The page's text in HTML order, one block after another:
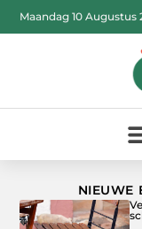
Maandag 10 Augustus
NIEUWE